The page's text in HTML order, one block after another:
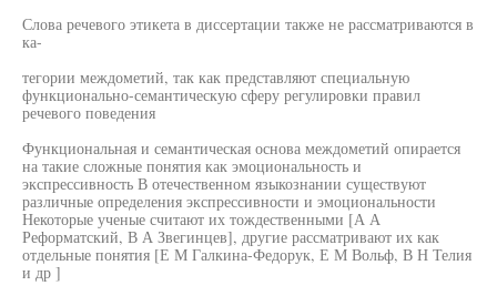
Слова речевого этикета в диссертации также не рассматриваются в
ка-
тегории междометий, так как представляют специальную
функционально-семантическую сферу регулировки правил
речевого поведения
Функциональная и семантическая основа междометий опирается
на такие сложные понятия как эмоциональность и
экспрессивность В отечественном языкознании существуют
различные определения экспрессивности и эмоциональности
Некоторые ученые считают их тождественными [А А
Реформатский, В А Звегинцев], другие рассматривают их как
отдельные понятия [Е М Галкина-Федорук, Е М Вольф, В Н Телия
и др ]